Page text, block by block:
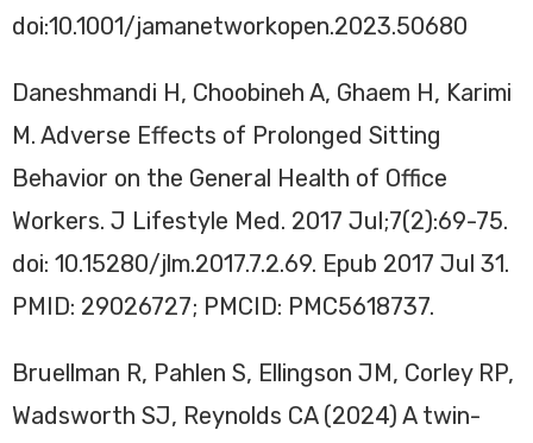
doi:10.1001/jamanetworkopen.2023.50680
Daneshmandi H, Choobineh A, Ghaem H, Karimi
M. Adverse Effects of Prolonged Sitting
Behavior on the General Health of Office
Workers. J Lifestyle Med. 2017 Jul;7(2):69-75.
doi: 10.15280/jlm.2017.7.2.69. Epub 2017 Jul 31.
PMID: 29026727; PMCID: PMC5618737.
Bruellman R, Pahlen S, Ellingson JM, Corley RP,
Wadsworth SJ, Reynolds CA (2024) A twin-